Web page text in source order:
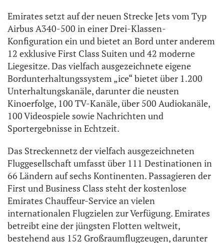
Emirates setzt auf der neuen Strecke Jets vom Typ
Airbus A340-500 in einer Drei-Klassen-
Konfiguration ein und bietet an Bord unter anderem
12 exklusive First Class Suiten und 42 moderne
Liegesitze. Das vielfach ausgezeichnete eigene
Bordunterhaltungssystem „ice“ bietet über 1.200
Unterhaltungskanäle, darunter die neusten
Kinoerfolge, 100 TV-Kanäle, über 500 Audiokanäle,
100 Videospiele sowie Nachrichten und
Sportergebnisse in Echtzeit.
Das Streckennetz der vielfach ausgezeichneten
Fluggesellschaft umfasst über 111 Destinationen in
66 Ländern auf sechs Kontinenten. Passagieren der
First und Business Class steht der kostenlose
Emirates Chauffeur-Service an vielen
internationalen Flugzielen zur Verfügung. Emirates
betreibt eine der jüngsten Flotten weltweit,
bestehend aus 152 Großraumflugzeugen, darunter